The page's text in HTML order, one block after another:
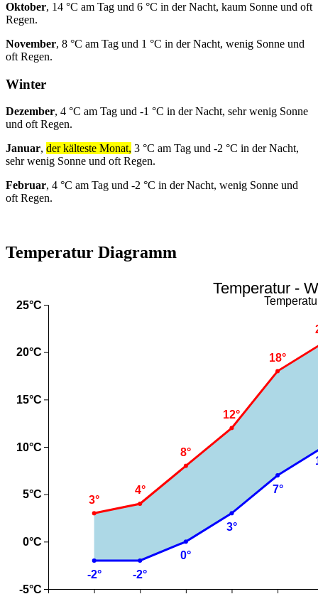
Oktober, 14 °C am Tag und 6 °C in der Nacht, kaum Sonne und oft
Regen.
November, 8 °C am Tag und 1 °C in der Nacht, wenig Sonne und
oft Regen.
Winter
Dezember, 4 °C am Tag und -1 °C in der Nacht, sehr wenig Sonne
und oft Regen.
Januar, der kälteste Monat, 3 °C am Tag und -2 °C in der Nacht,
sehr wenig Sonne und oft Regen.
Februar, 4 °C am Tag und -2 °C in der Nacht, wenig Sonne und
oft Regen.
Temperatur Diagramm